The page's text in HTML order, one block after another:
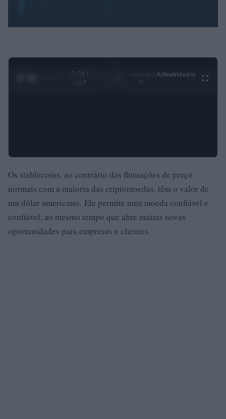
0:29 /
4:27
Ad hubMedia
Os stablecoins, ao contrário das flutuações de preço
normais com a maioria das criptomoedas, têm o valor de
um dólar americano. Ele permite uma moeda confiável e
confiável, ao mesmo tempo que abre muitas novas
oportunidades para empresas e clientes.